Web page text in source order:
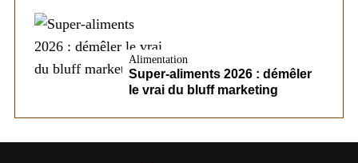
Alimentation
Super-aliments 2026 : démêler
le vrai du bluff marketing